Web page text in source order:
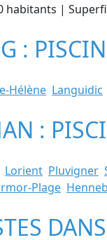
habitants |
:
Hélène Languidic
:
Lorient Pluvigner
Plage